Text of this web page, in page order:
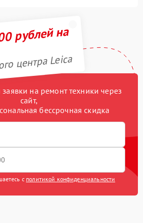
рублей на
центра Leica
на ремонт техники через
сайт,
бессрочная скидка
с политикой конфиденциальности